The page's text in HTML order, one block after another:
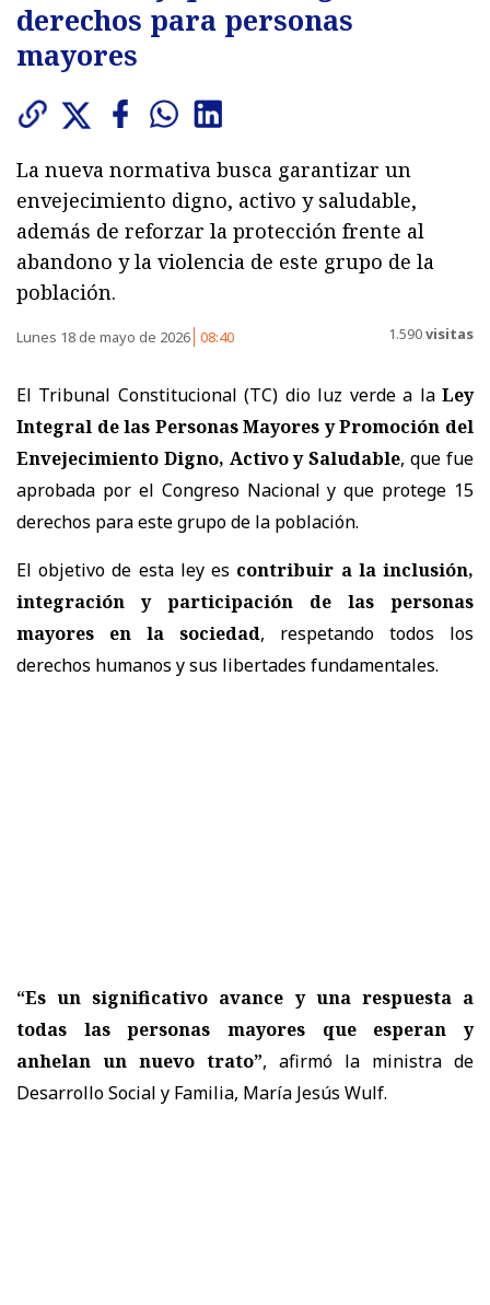
derechos para personas
mayores
La nueva normativa busca garantizar un
envejecimiento digno, activo y saludable,
además de reforzar la protección frente al
abandono y la violencia de este grupo de la
población.
Lunes 18 de mayo de 2026 08:40 1.590visitas
El Tribunal Constitucional (TC) dio luz verde a la Ley
Integral de las Personas Mayores y Promoción del
Envejecimiento Digno, Activo y Saludable, que fue
aprobada por el Congreso Nacional y que protege 15
derechos para este grupo de la población.
El objetivo de esta ley es contribuir a la inclusión,
integración y participación de las personas
mayores en la sociedad, respetando todos los
derechos humanos y sus libertades fundamentales.
“Es un significativo avance y una respuesta a
todas las personas mayores que esperan y
anhelan un nuevo trato”, afirmó la ministra de
Desarrollo Social y Familia, María Jesús Wulf.